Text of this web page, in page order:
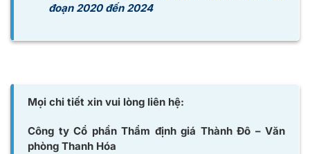
đoạn 2020 đến 2024
Mọi chi tiết xin vui lòng liên hệ:
Công ty Cổ phần Thẩm định giá Thành Đô – Văn
phòng Thanh Hóa